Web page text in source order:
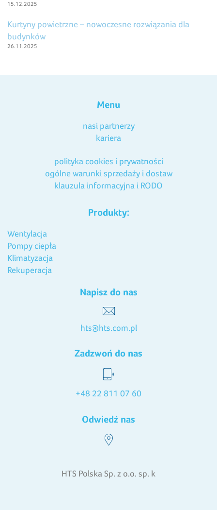
15.12.2025
Kurtyny powietrzne – nowoczesne rozwiązania dla
budynków
26.11.2025
Menu
nasi partnerzy
kariera
polityka cookies i prywatności
ogólne warunki sprzedaży i dostaw
klauzula informacyjna i RODO
Produkty:
Wentylacja
Pompy ciepła
Klimatyzacja
Rekuperacja
Napisz do nas
hts@hts.com.pl
Zadzwoń do nas
+48 22 811 07 60
Odwiedź nas
HTS Polska Sp. z o.o. sp. k